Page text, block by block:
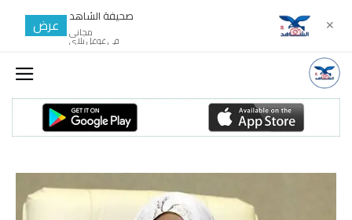
✕ صحيفة الشاهد
مجانى
في غوغل بلاي
عرض